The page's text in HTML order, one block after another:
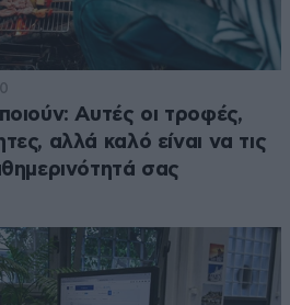
Αυτές οι τροφές,
αλλά καλό είναι να τις
σας